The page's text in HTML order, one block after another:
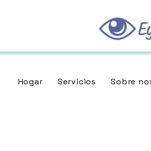
Hogar Servicios Sobre